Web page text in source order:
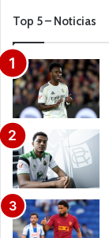
Top 5 – Noticias